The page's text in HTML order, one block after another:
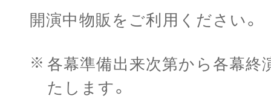
開演中物販をご利用ください。
各幕準備出来次第から各幕終
たします。